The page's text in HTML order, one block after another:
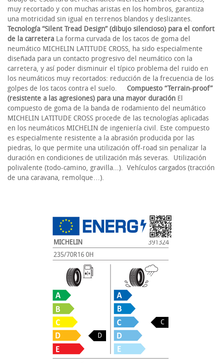
muy recortado y con muchas aristas en los hombros, garantiza
una motricidad sin igual en terrenos blandos y deslizantes.
Tecnología “Silent Tread Design” (dibujo silencioso) para el confort
de la carretera La forma curvada de los tacos de goma del
neumático MICHELIN LATITUDE CROSS, ha sido especialmente
diseñada para un contacto progresivo del neumático con la
carretera, y así poder disminuir el típico problema del ruido en
los neumáticos muy recortados: reducción de la frecuencia de los
golpes de los tacos contra el suelo. Compuesto “Terrain-proof”
(resistente a las agresiones) para una mayor duración El
compuesto de goma de la banda de rodamiento del neumático
MICHELIN LATITUDE CROSS procede de las tecnologías aplicadas
en los neumáticos MICHELIN de ingeniería civil. Este compuesto
es especialmente resistente a la abrasión producida por las
piedras, lo que permite una utilización off-road sin penalizar la
duración en condiciones de utilización más severas. Utilización
polivalente (todo-camino, gravilla...). Vehículos cargados (tracción
de una caravana, remolque…).
MICHELIN
391324
235/70R16 0H
D
C